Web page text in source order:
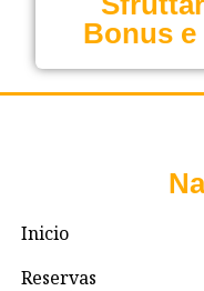
Bonus
Inicio
Reservas